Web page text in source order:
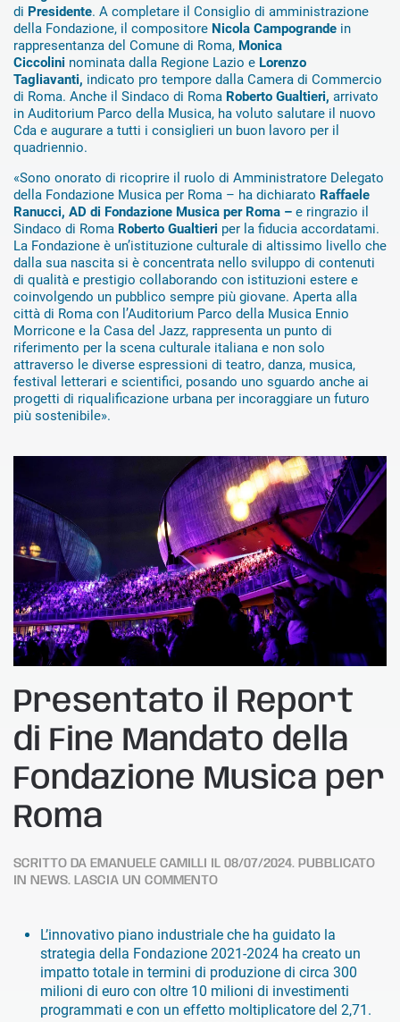
di Presidente. A completare il Consiglio di amministrazione
della Fondazione, il compositore Nicola Campogrande in
rappresentanza del Comune di Roma, Monica
Ciccolini nominata dalla Regione Lazio e Lorenzo
Tagliavanti, indicato pro tempore dalla Camera di Commercio
di Roma. Anche il Sindaco di Roma Roberto Gualtieri, arrivato
in Auditorium Parco della Musica, ha voluto salutare il nuovo
Cda e augurare a tutti i consiglieri un buon lavoro per il
quadriennio.
«Sono onorato di ricoprire il ruolo di Amministratore Delegato
della Fondazione Musica per Roma – ha dichiarato Raffaele
Ranucci, AD di Fondazione Musica per Roma – e ringrazio il
Sindaco di Roma Roberto Gualtieri per la fiducia accordatami.
La Fondazione è un’istituzione culturale di altissimo livello che
dalla sua nascita si è concentrata nello sviluppo di contenuti
di qualità e prestigio collaborando con istituzioni estere e
coinvolgendo un pubblico sempre più giovane. Aperta alla
città di Roma con l’Auditorium Parco della Musica Ennio
Morricone e la Casa del Jazz, rappresenta un punto di
riferimento per la scena culturale italiana e non solo
attraverso le diverse espressioni di teatro, danza, musica,
festival letterari e scientifici, posando uno sguardo anche ai
progetti di riqualificazione urbana per incoraggiare un futuro
più sostenibile».
Presentato il Report
di Fine Mandato della
Fondazione Musica per
Roma
SCRITTO DA EMANUELE CAMILLI IL 08/07/2024. PUBBLICATO
IN NEWS. LASCIA UN COMMENTO
L’innovativo piano industriale che ha guidato la
strategia della Fondazione 2021-2024 ha creato un
impatto totale in termini di produzione di circa 300
milioni di euro con oltre 10 milioni di investimenti
programmati e con un effetto moltiplicatore del 2,71.